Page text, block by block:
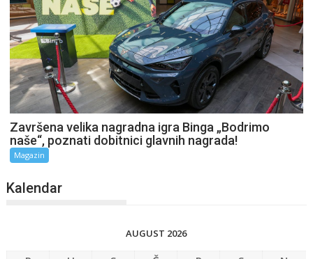
Završena velika nagradna igra Binga „Bodrimo
naše“, poznati dobitnici glavnih nagrada!
Magazin
Kalendar
AUGUST 2026